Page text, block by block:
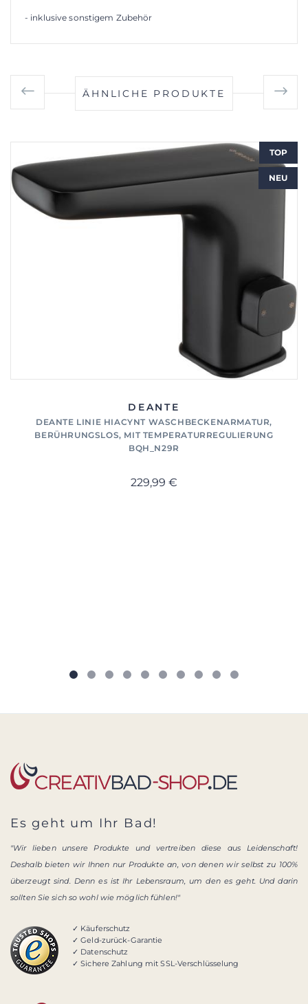
- inklusive sonstigem Zubehör
ÄHNLICHE PRODUKTE
TOP
NEU
DEANTE
DEANTE LINIE HIACYNT WASCHBECKENARMATUR,
BERÜHRUNGSLOS, MIT TEMPERATURREGULIERUNG
BQH_N29R
229,99 €
Es geht um Ihr Bad!
"Wir lieben unsere Produkte und vertreiben diese aus Leidenschaft!
Deshalb bieten wir Ihnen nur Produkte an, von denen wir selbst zu 100%
überzeugt sind. Denn es ist Ihr Lebensraum, um den es geht. Und darin
sollten Sie sich so wohl wie möglich fühlen!"
✓ Käuferschutz
✓ Geld-zurück-Garantie
✓ Datenschutz
✓ Sichere Zahlung mit SSL-Verschlüsselung